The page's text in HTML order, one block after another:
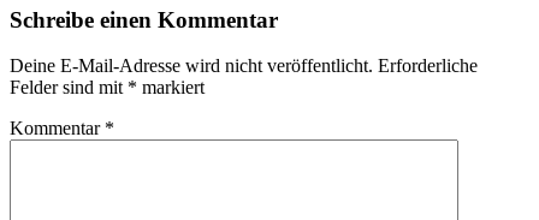
Leser-
Schreibe einen Kommentar
Deine E-Mail-Adresse wird nicht veröffentlicht. Erforderliche
Felder sind mit * markiert
Kommentar *